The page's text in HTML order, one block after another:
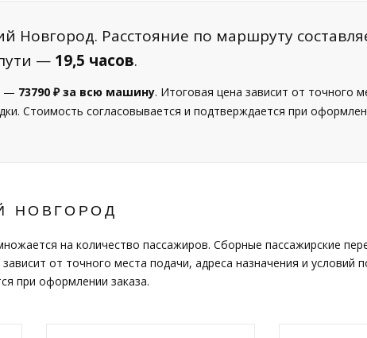
Новгород. Расстояние по маршруту
— 19,5 часов.
— 73790 ₽ за всю машину. Итоговая цена зависит от точного
Стоимость согласовывается и подтверждается при
НОВГОРОД
на количество пассажиров. Сборные пассажирские
от точного места подачи, адреса назначения и условий
при оформлении заказа.